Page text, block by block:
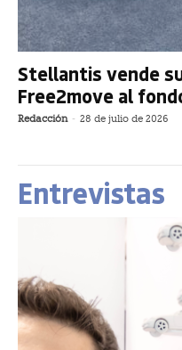
Stellantis vende
Free2move al
Redacción - 28 de julio de 2026
Entrevistas